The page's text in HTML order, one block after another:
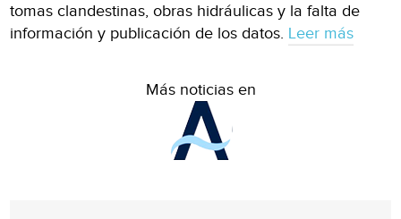
tomas clandestinas, obras hidráulicas y la falta de
información y publicación de los datos. Leer más
Más noticias en